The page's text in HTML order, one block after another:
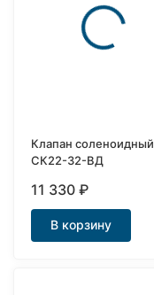
Клапан соленоидный
СК22-32-ВД
11 330₽
В корзину